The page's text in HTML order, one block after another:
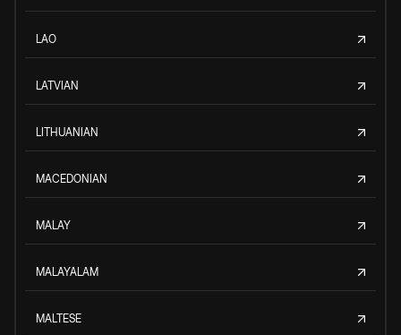
LAO
LATVIAN
LITHUANIAN
MACEDONIAN
MALAY
MALAYALAM
MALTESE